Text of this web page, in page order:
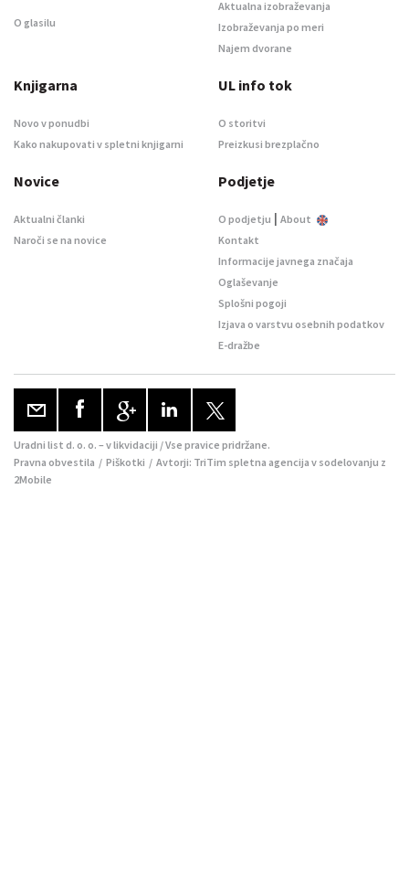
O glasilu
Aktualna izobraževanja
Izobraževanja po meri
Najem dvorane
Knjigarna
Novo v ponudbi
Kako nakupovati v spletni knjigarni
UL info tok
O storitvi
Preizkusi brezplačno
Novice
Aktualni članki
Naroči se na novice
Podjetje
O podjetju | About
Kontakt
Informacije javnega značaja
Oglaševanje
Splošni pogoji
Izjava o varstvu osebnih podatkov
E-dražbe
Uradni list d. o. o. – v likvidaciji / Vse pravice pridržane.
Pravna obvestila / Piškotki / Avtorji: TriTim spletna agencija v sodelovanju z
2Mobile